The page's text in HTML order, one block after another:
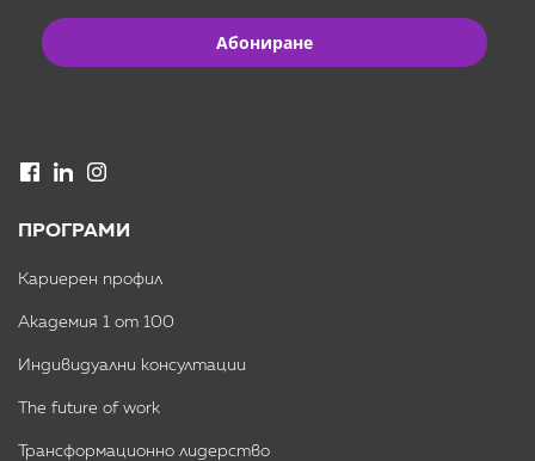
Абониране
ПРОГРАМИ
Кариерен профил
Академия 1 от 100
Индивидуални консултации
The future of work
Трансформационно лидерство